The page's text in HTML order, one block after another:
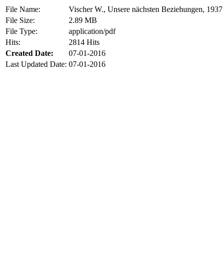
File Name:
Vischer W., Unsere nächsten Beziehungen,
File Size:
2.89 MB
File Type:
application/pdf
Hits:
2814 Hits
Created Date:
07-01-2016
Last Updated Date: 07-01-2016